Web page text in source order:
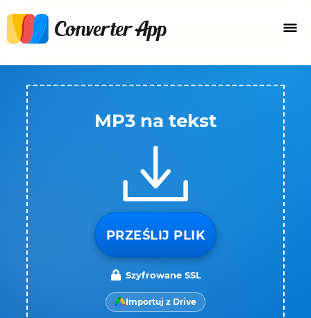
MP3 na tekst
PRZEŚLIJ PLIK
Szyfrowane SSL
Importuj z Drive